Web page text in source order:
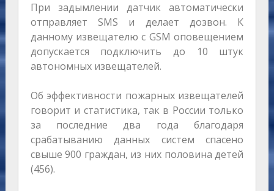
При задымлении датчик автоматически
отправляет SMS и делает дозвон. К
данному извещателю с GSM оповещением
допускается подключить до 10 штук
автономных извещателей.
Об эффективности пожарных извещателей
говорит и статистика, так в России только
за последние два года благодаря
срабатыванию данных систем спасено
свыше 900 граждан, из них половина детей
(456).